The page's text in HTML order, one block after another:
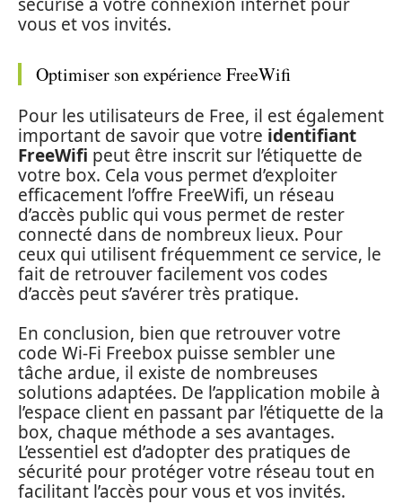
vous et vos invités.
Optimiser son expérience FreeWifi
Pour les utilisateurs de Free, il est également
important de savoir que votre identifiant
FreeWifi peut être inscrit sur l’étiquette de
votre box. Cela vous permet d’exploiter
efficacement l’offre FreeWifi, un réseau
d’accès public qui vous permet de rester
connecté dans de nombreux lieux. Pour
ceux qui utilisent fréquemment ce service, le
fait de retrouver facilement vos codes
d’accès peut s’avérer très pratique.
En conclusion, bien que retrouver votre
code Wi-Fi Freebox puisse sembler une
tâche ardue, il existe de nombreuses
solutions adaptées. De l’application mobile à
l’espace client en passant par l’étiquette de la
box, chaque méthode a ses avantages.
L’essentiel est d’adopter des pratiques de
sécurité pour protéger votre réseau tout en
facilitant l’accès pour vous et vos invités.